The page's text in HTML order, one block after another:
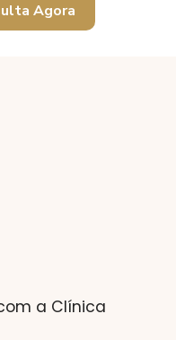
Agora
a Clínica